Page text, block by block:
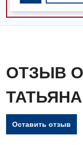
Вакансии
ОТЗЫВ
Оставить отзыв